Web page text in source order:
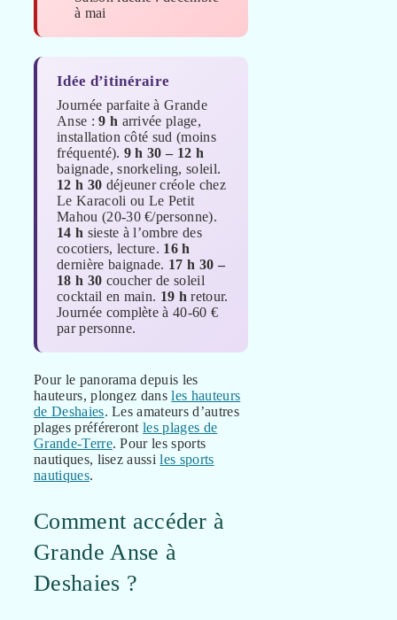
à mai
Idée d’itinéraire
Journée parfaite à Grande
Anse :9 h arrivée plage,
installation côté sud (moins
fréquenté). 9 h 30 – 12 h
baignade, snorkeling, soleil.
12 h 30 déjeuner créole chez
Le Karacoli ou Le Petit
Mahou (20-30 €/personne).
14 h sieste à l’ombre des
cocotiers, lecture. 16 h
dernière baignade. 17 h 30 –
18 h 30 coucher de soleil
cocktail en main. 19 h retour.
Journée complète à 40-60 €
par personne.
Pour le panorama depuis les
hauteurs, plongez dansles hauteurs
de Deshaies. Les amateurs d’autres
plages préférerontles plages de
Grande-Terre. Pour les sports
nautiques, lisez aussiles sports
nautiques.
Comment accéder à
Grande Anse à
Deshaies ?